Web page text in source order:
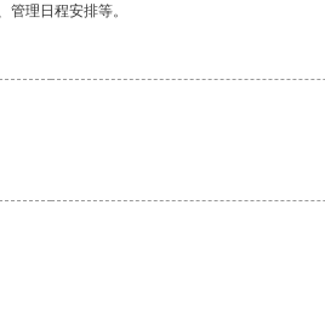
理日程安排等。